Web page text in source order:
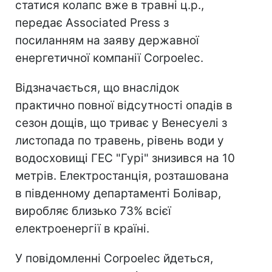
статися колапс вже в травні ц.р.,
передає Associated Press з
посиланням на заяву державної
енергетичної компанії Corpoelec.
Відзначається, що внаслідок
практично повної відсутності опадів в
сезон дощів, що триває у Венесуелі з
листопада по травень, рівень води у
водосховищі ГЕС "Гурі" знизився на 10
метрів. Електростанція, розташована
в південному департаменті Болівар,
виробляє близько 73% всієї
електроенергії в країні.
У повідомленні Corpoelec йдеться,